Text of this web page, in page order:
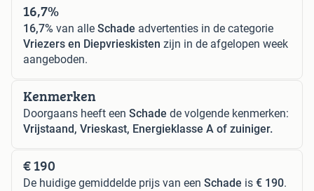
16,7%
16,7% van alle Schade advertenties in de categorie
Vriezers en Diepvrieskisten zijn in de afgelopen week
aangeboden.
Kenmerken
Doorgaans heeft een Schade de volgende kenmerken:
Vrijstaand, Vrieskast, Energieklasse A of zuiniger.
€ 190
De huidige gemiddelde prijs van een Schade is € 190.